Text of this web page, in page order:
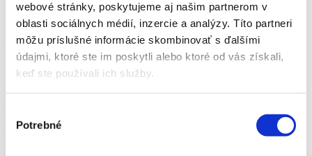
webové stránky, poskytujeme aj našim partnerom v
oblasti sociálnych médií, inzercie a analýzy. Títo partneri
môžu príslušné informácie skombinovať s ďalšími
údajmi, ktoré ste im poskytli alebo ktoré od vás získali,
keď ste používali ich služby.
súhlasu
Potrebné
Šírka
14cm 18cm
Vlastnosti produktov:
– vnútro lemované s priehľadnou fóliou